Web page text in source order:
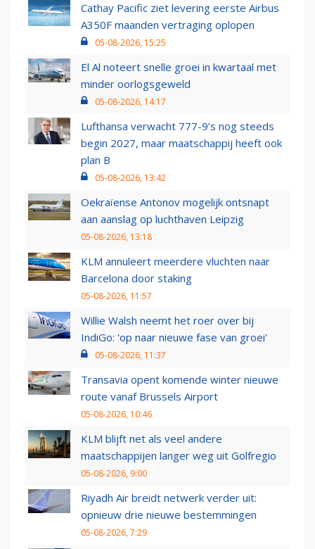
Cathay Pacific ziet levering eerste Airbus
A350F maanden vertraging oplopen
05-08-2026, 15:25
El Al noteert snelle groei in kwartaal met
minder oorlogsgeweld
05-08-2026, 14:17
Lufthansa verwacht 777-9’s nog steeds
begin 2027, maar maatschappij heeft ook
plan B
05-08-2026, 13:42
Oekraïense Antonov mogelijk ontsnapt
aan aanslag op luchthaven Leipzig
05-08-2026, 13:18
KLM annuleert meerdere vluchten naar
Barcelona door staking
05-08-2026, 11:57
Willie Walsh neemt het roer over bij
IndiGo: 'op naar nieuwe fase van groei'
05-08-2026, 11:37
Transavia opent komende winter nieuwe
route vanaf Brussels Airport
05-08-2026, 10:46
KLM blijft net als veel andere
maatschappijen langer weg uit Golfregio
05-08-2026, 9:00
Riyadh Air breidt netwerk verder uit:
opnieuw drie nieuwe bestemmingen
05-08-2026, 7:29